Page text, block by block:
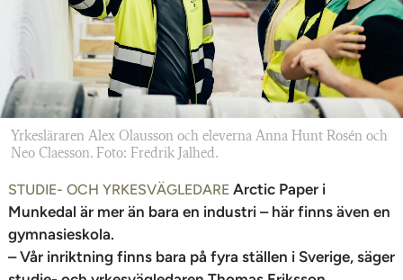
Yrkesläraren Alex Olausson och eleverna Anna Hunt Rosén och
Neo Claesson. Foto: Fredrik Jalhed.
STUDIE- OCH YRKESVÄGLEDARE Arctic Paper i
Munkedal är mer än bara en industri – här finns även en
gymnasieskola.
– Vår inriktning finns bara på fyra ställen i Sverige, säger